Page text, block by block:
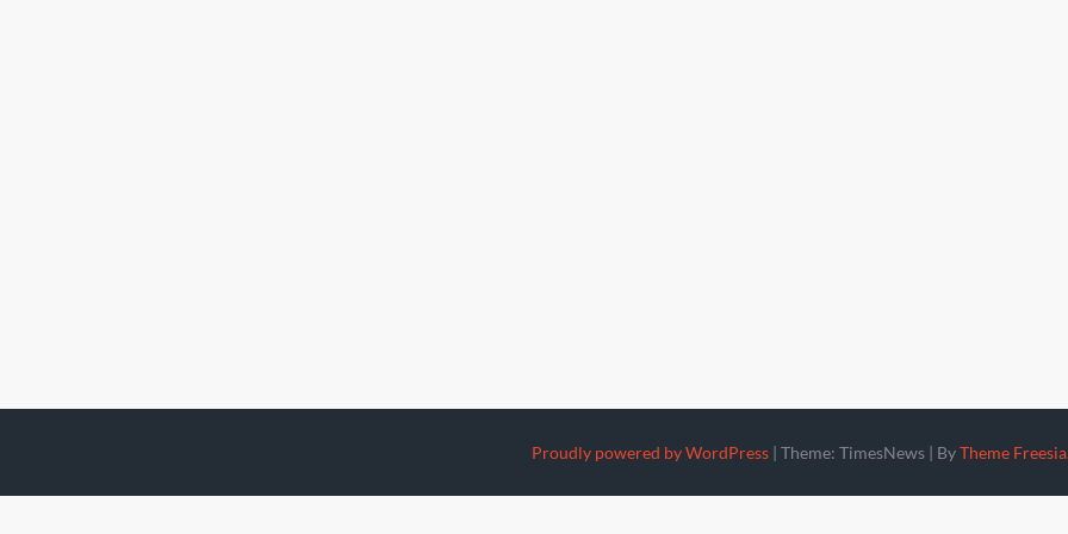
Proudly powered by WordPress | Theme: TimesNews | ByTheme Freesia